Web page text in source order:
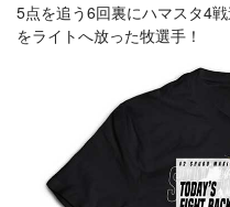
5点を追う6回裏にハマスタ4
をライトへ放った牧選手！